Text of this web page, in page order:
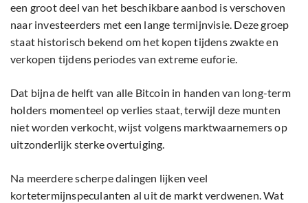
een groot deel van het beschikbare aanbod is verschoven
naar investeerders met een lange termijnvisie. Deze groep
staat historisch bekend om het kopen tijdens zwakte en
verkopen tijdens periodes van extreme euforie.
Dat bijna de helft van alle Bitcoin in handen van long-term
holders momenteel op verlies staat, terwijl deze munten
niet worden verkocht, wijst volgens marktwaarnemers op
uitzonderlijk sterke overtuiging.
Na meerdere scherpe dalingen lijken veel
kortetermijnspeculanten al uit de markt verdwenen. Wat